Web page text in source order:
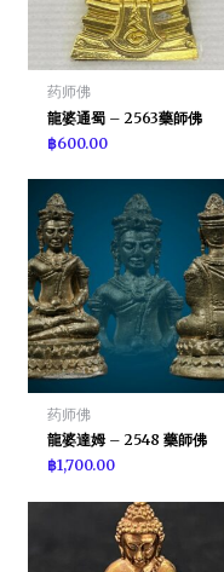
药师佛
龍婆通蜀 – 2563藥師佛
฿600.00
药师佛
龍婆達姆 – 2548 藥師佛
฿1,700.00